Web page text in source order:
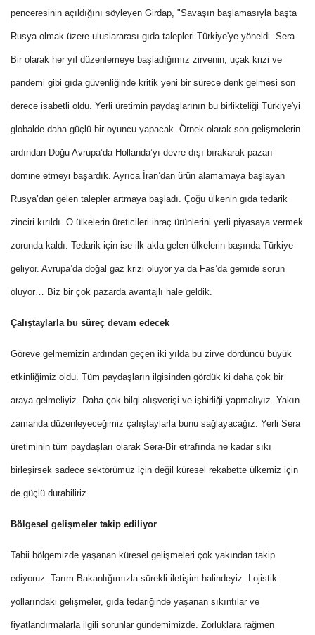
penceresinin açıldığını söyleyen Girdap, "Savaşın başlamasıyla başta
Rusya olmak üzere uluslararası gıda talepleri Türkiye'ye yöneldi. Sera-
Bir olarak her yıl düzenlemeye başladığımız zirvenin, uçak krizi ve
pandemi gibi gıda güvenliğinde kritik yeni bir sürece denk gelmesi son
derece isabetli oldu. Yerli üretimin paydaşlarının bu birlikteliği Türkiye'yi
globalde daha güçlü bir oyuncu yapacak. Örnek olarak son gelişmelerin
ardından Doğu Avrupa’da Hollanda’yı devre dışı bırakarak pazarı
domine etmeyi başardık. Ayrıca İran’dan ürün alamamaya başlayan
Rusya’dan gelen talepler artmaya başladı. Çoğu ülkenin gıda tedarik
zinciri kırıldı. O ülkelerin üreticileri ihraç ürünlerini yerli piyasaya vermek
zorunda kaldı. Tedarik için ise ilk akla gelen ülkelerin başında Türkiye
geliyor. Avrupa’da doğal gaz krizi oluyor ya da Fas’da gemide sorun
oluyor… Biz bir çok pazarda avantajlı hale geldik.
Çalıştaylarla bu süreç devam edecek
Göreve gelmemizin ardından geçen iki yılda bu zirve dördüncü büyük
etkinliğimiz oldu. Tüm paydaşların ilgisinden gördük ki daha çok bir
araya gelmeliyiz. Daha çok bilgi alışverişi ve işbirliği yapmalıyız. Yakın
zamanda düzenleyeceğimiz çalıştaylarla bunu sağlayacağız. Yerli Sera
üretiminin tüm paydaşları olarak Sera-Bir etrafında ne kadar sıkı
birleşirsek sadece sektörümüz için değil küresel rekabette ülkemiz için
de güçlü durabiliriz.
Bölgesel gelişmeler takip ediliyor
Tabii bölgemizde yaşanan küresel gelişmeleri çok yakından takip
ediyoruz. Tarım Bakanlığımızla sürekli iletişim halindeyiz. Lojistik
yollarındaki gelişmeler, gıda tedariğinde yaşanan sıkıntılar ve
fiyatlandırmalarla ilgili sorunlar gündemimizde. Zorluklara rağmen